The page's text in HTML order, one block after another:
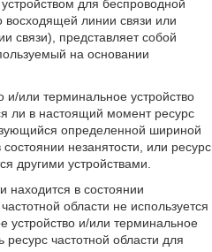
для беспроводной
линии связи или
связи), представляет собой
на основании
и/или терминальное устройство
ли в настоящий момент ресурс
определенной шириной
незанятости, или ресурс
другими устройствами.
находится в состоянии
области не используется
устройство и/или терминальное
ресурс частотной области для